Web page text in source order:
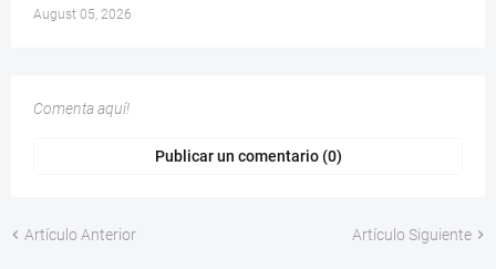
August 05, 2026
Comenta aquí!
Publicar un comentario (0)
Artículo Anterior Artículo Siguiente